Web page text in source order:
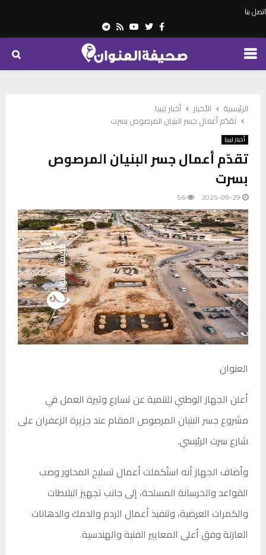
اتصل بنا
Facebook
Twitter
Youtube
Rss
Telegram
PRIMARY
الرئيسية الأخبار
أخبار ليبيا
تقدّم أعمال جسر البنيان المرصوص بسرت
أخبار ليبيا
تقدّم أعمال جسر البنيان المرصوص
بسرت
2025-09-29
56
العنوان
أعلن الجهاز الوطني للتنمية عن تسارع وتيرة العمل في
مشروع جسر البنيان المرصوص المقام عند جزيرة الزعفران على
شارع سرت الرئيسي.
وأضاف الجهاز أنه استُكملت أعمال تسليح المحاور وصب
القواعد والخرسانة المسلحة، إلى جانب تجهيز البلاطات
والكمرات العرضية، وتنفيذ أعمال الردم والدمك والدهانات
العازلة وفق أعلى المعايير الفنية والهندسية.